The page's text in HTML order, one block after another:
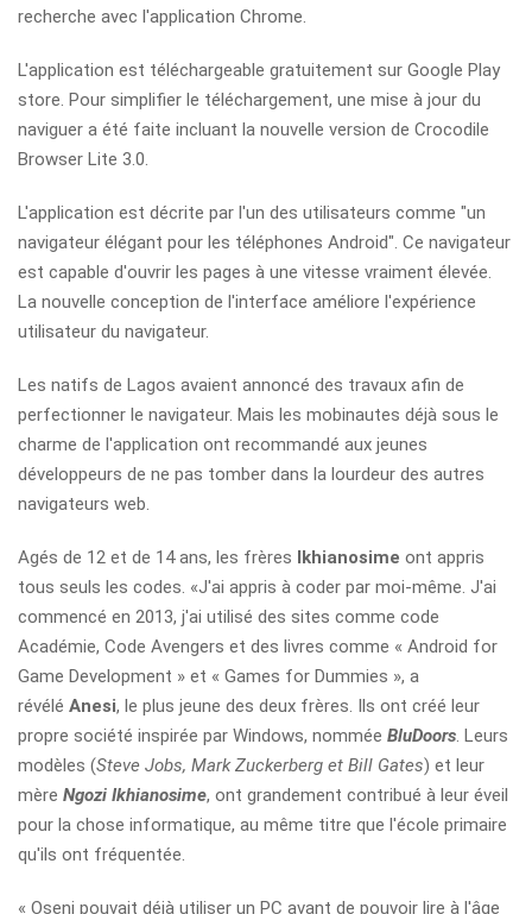
recherche avec l'application Chrome.
L'application est téléchargeable gratuitement sur Google Play
store. Pour simplifier le téléchargement, une mise à jour du
naviguer a été faite incluant la nouvelle version de Crocodile
Browser Lite 3.0.
L'application est décrite par l'un des utilisateurs comme "un
navigateur élégant pour les téléphones Android". Ce navigateur
est capable d'ouvrir les pages à une vitesse vraiment élevée.
La nouvelle conception de l'interface améliore l'expérience
utilisateur du navigateur.
Les natifs de Lagos avaient annoncé des travaux afin de
perfectionner le navigateur. Mais les mobinautes déjà sous le
charme de l'application ont recommandé aux jeunes
développeurs de ne pas tomber dans la lourdeur des autres
navigateurs web.
Agés de 12 et de 14 ans, les frères Ikhianosime ont appris
tous seuls les codes. «J'ai appris à coder par moi-même. J'ai
commencé en 2013, j'ai utilisé des sites comme code
Académie, Code Avengers et des livres comme « Android for
Game Development » et « Games for Dummies », a
révélé Anesi, le plus jeune des deux frères. Ils ont créé leur
propre société inspirée par Windows, nommée BluDoors. Leurs
modèles (Steve Jobs, Mark Zuckerberg et Bill Gates) et leur
mère Ngozi Ikhianosime, ont grandement contribué à leur éveil
pour la chose informatique, au même titre que l'école primaire
qu'ils ont fréquentée.
« Oseni pouvait déjà utiliser un PC avant de pouvoir lire à l'âge